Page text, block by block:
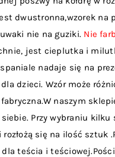
dwustronna,wzorek na
nie na guziki. Nie
jest cieplutka i
nadaje się na
dzieci. Wzór może
naszym
Przy wybraniu kilku
się na ilość sztuk
teścia i